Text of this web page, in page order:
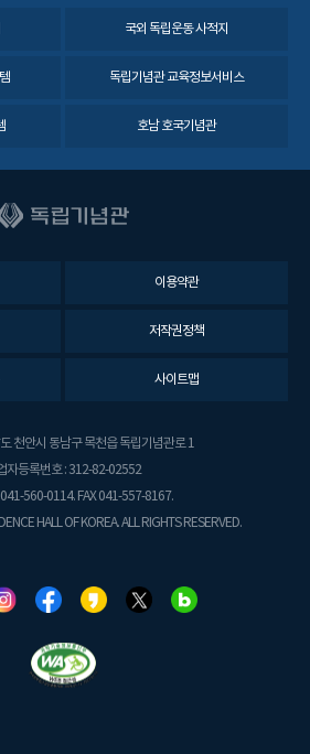
국외 독립운동 사적지
독립기념관 교육정보서비스
호남 호국기념관
이용약관
저작권정책
사이트맵
천안시 동남구 목천읍 독립기념관로 1
자등록번호 : 312-82-02552
560-0114. FAX 041-557-8167.
HALL OF KOREA. ALL RIGHTS RESERVED.